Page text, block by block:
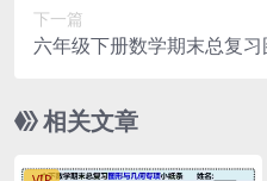
下一篇
六年级下册数学期末总复
相关文章